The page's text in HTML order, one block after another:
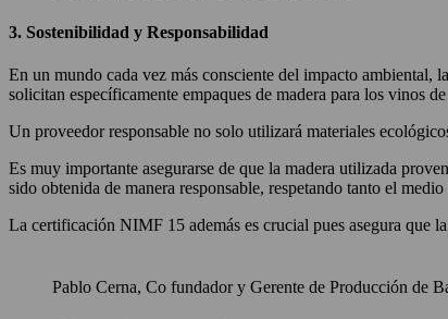
3. Sostenibilidad y Responsabilidad
En un mundo cada vez más consciente del impacto ambiental,
solicitan específicamente empaques de madera para los vinos
Un proveedor responsable no solo utilizará materiales
Es muy importante asegurarse de que la madera utilizada
sido obtenida de manera responsable, respetando tanto el
La certificación NIMF 15 además es crucial pues asegura que
Pablo Cerna, Co fundador y Gerente de Producción de